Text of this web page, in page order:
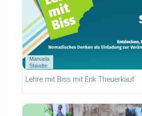
Manuela
Staudte
Lehre mit Biss mit Erik Theuerkauf
29:28 duration